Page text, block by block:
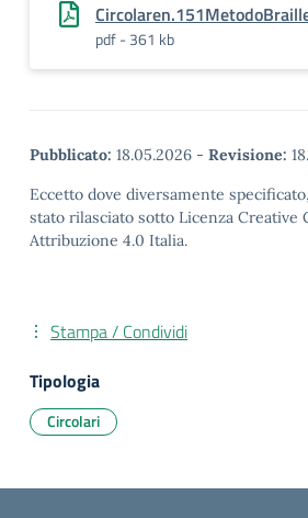
pdf - 361 kb
Pubblicato: 18.05.2026 - Revisione:
Eccetto dove diversamente
stato rilasciato sotto Licenza Creative
Attribuzione 4.0 Italia.
Stampa / Condividi
Tipologia
Circolari